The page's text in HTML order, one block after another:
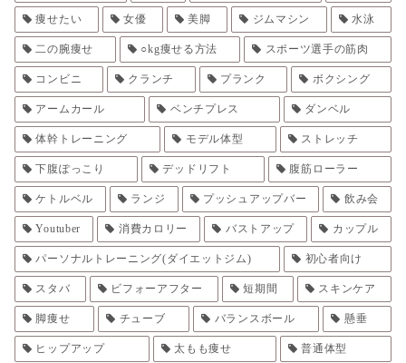
痩せたい 女優 美脚 ジムマシン 水泳
二の腕痩せ ○kg痩せる方法 スポーツ選手の筋肉
コンビニ クランチ プランク ボクシング
アームカール ベンチプレス ダンベル
体幹トレーニング モデル体型 ストレッチ
下腹ぽっこり デッドリフト 腹筋ローラー
ケトルベル ランジ プッシュアップバー 飲み会
Youtuber 消費カロリー バストアップ カップル
パーソナルトレーニング(ダイエットジム) 初心者向け
スタバ ビフォーアフター 短期間 スキンケア
脚痩せ チューブ バランスボール 懸垂
ヒップアップ 太もも痩せ 普通体型